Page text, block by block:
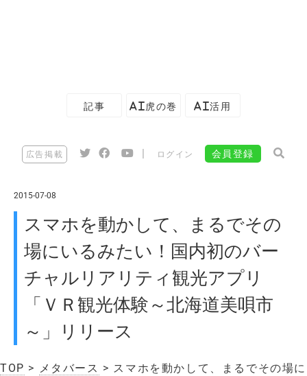
記事 AI虎の巻 AI活用
広告掲載 ログイン 会員登録
2015-07-08
スマホを動かして、まるでその
場にいるみたい！国内初のバー
チャルリアリティ観光アプリ
「ＶＲ観光体験～北海道美唄市
～」リリース
TOP > メタバース > スマホを動かして、まるでその場に